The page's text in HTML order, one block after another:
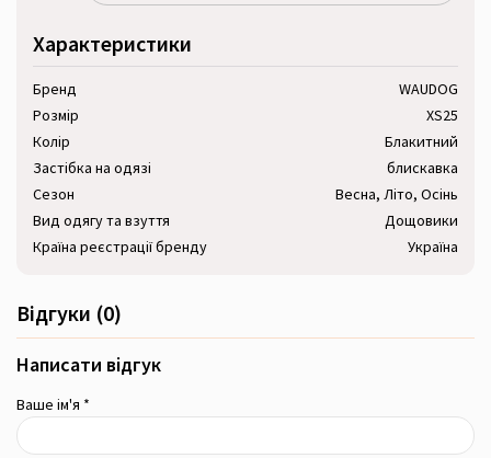
Характеристики
Бренд
WAUDOG
Розмір
XS25
Колір
Блакитний
Застібка на одязі
блискавка
Сезон
Весна, Літо, Осінь
Вид одягу та взуття
Дощовики
Країна реєстрації бренду
Україна
Відгуки (0)
Написати відгук
Ваше ім'я *